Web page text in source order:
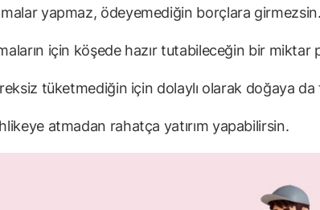
yapmaz, ödeyemediğin borçlara girmezsin.
için köşede hazır tutabileceğin bir miktar
tüketmediğin için dolaylı olarak doğaya da
atmadan rahatça yatırım yapabilirsin.